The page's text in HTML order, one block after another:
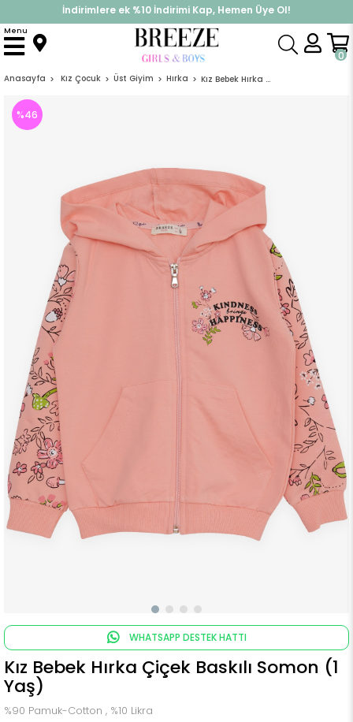
%30 Sepette Yaz İndirimi, Hemen Al!
İndirimlere ek %10 İndirimi Kap, Hemen Üye Ol!
0
Menu
Anasayfa Kız Çocuk Üst Giyim Hırka Kız Bebek Hırka Çiçek Baskılı Somon (1 Yaş)
%46
WHATSAPP DESTEK HATTI
Kız Bebek Hırka Çiçek Baskılı Somon (1
Yaş)
%90 Pamuk-Cotton , %10 Likra